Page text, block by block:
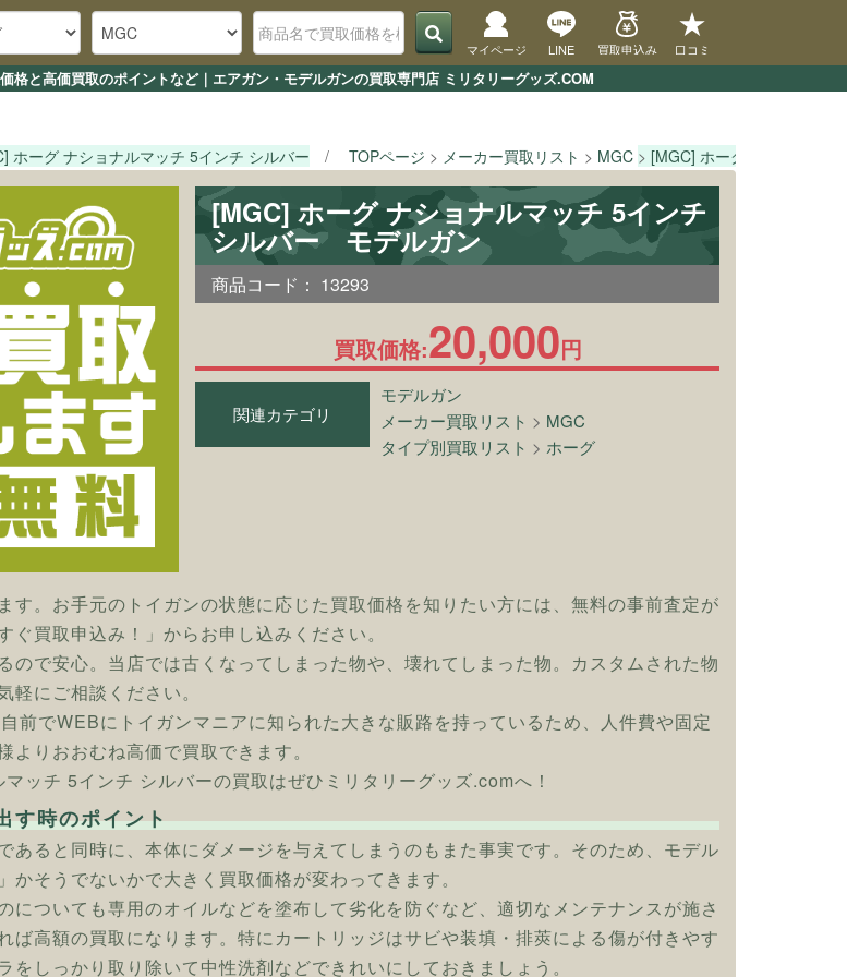
格と高価買取のポイントなど｜エアガン・モデルガンの買取専門店 ミリタリーグッズ.COM
マイページ LINE 買取申込み 口コミ
ホーグ ナショナルマッチ 5インチ シルバー TOPページ メーカー買取リスト MGC [MGC] ホーグ ナショナル
[MGC] ホーグ ナショナルマッチ 5インチ
シルバー モデルガン
商品コード： 13293
買取価格:20,000円
関連カテゴリ
モデルガン
メーカー買取リスト > MGC
タイプ別買取リスト > ホーグ
す。お手元のトイガンの状態に応じた買取価格を知りたい方には、無料の事前査定が
ぐ買取申込み！」からお申し込みください。
ので安心。当店では古くなってしまった物や、壊れてしまった物。カスタムされた物
軽にご相談ください。
前でWEBにトイガンマニアに知られた大きな販路を持っているため、人件費や固定
よりおおむね高価で買取できます。
ッチ 5インチ シルバーの買取はぜひミリタリーグッズ.comへ！
す時のポイント
あると同時に、本体にダメージを与えてしまうのもまた事実です。そのため、モデル
かそうでないかで大きく買取価格が変わってきます。
についても専用のオイルなどを塗布して劣化を防ぐなど、適切なメンテナンスが施さ
ば高額の買取になります。特にカートリッジはサビや装填・排莢による傷が付きやす
をしっかり取り除いて中性洗剤などできれいにしておきましょう。